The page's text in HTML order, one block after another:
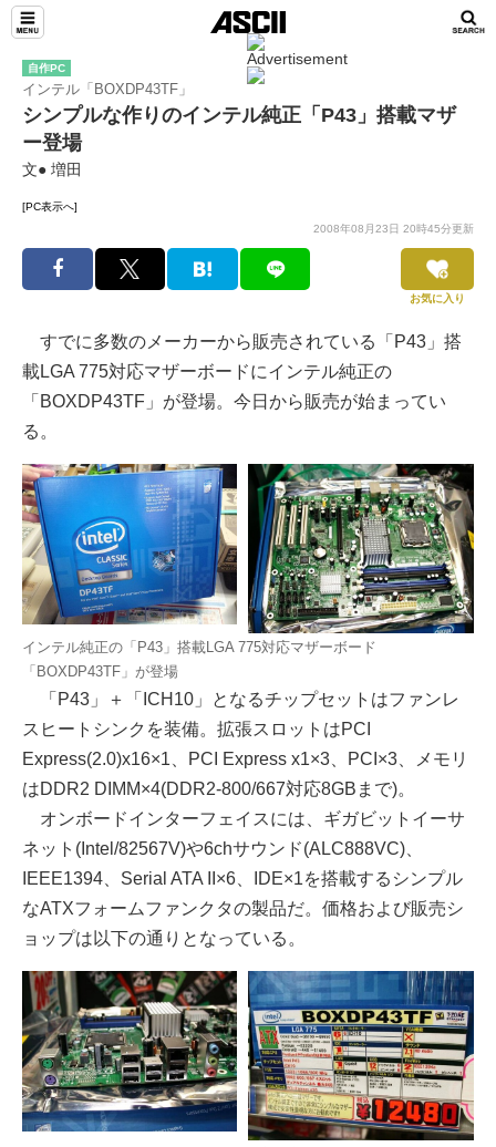
自作PC
インテル「BOXDP43TF」
シンプルな作りのインテル純正「P43」搭載マザ
ー登場
文● 増田
[PC表示へ]
2008年08月23日 20時45分更新
お気に入り
すでに多数のメーカーから販売されている「P43」搭
載LGA 775対応マザーボードにインテル純正の
「BOXDP43TF」が登場。今日から販売が始まってい
る。
インテル純正の「P43」搭載LGA 775対応マザーボード
「BOXDP43TF」が登場
「P43」＋「ICH10」となるチップセットはファンレ
スヒートシンクを装備。拡張スロットはPCI
Express(2.0)x16×1、PCI Express x1×3、PCI×3、メモリ
はDDR2 DIMM×4(DDR2-800/667対応8GBまで)。
オンボードインターフェイスには、ギガビットイーサ
ネット(Intel/82567V)や6chサウンド(ALC888VC)、
IEEE1394、Serial ATA II×6、IDE×1を搭載するシンプル
なATXフォームファンクタの製品だ。価格および販売シ
ョップは以下の通りとなっている。